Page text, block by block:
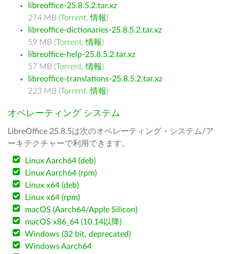
libreoffice-25.8.5.2.tar.xz
274 MB (Torrent,情報)
libreoffice-dictionaries-25.8.5.2.tar.xz
59 MB (Torrent,情報)
libreoffice-help-25.8.5.2.tar.xz
57 MB (Torrent,情報)
libreoffice-translations-25.8.5.2.tar.xz
223 MB (Torrent,情報)
オペレーティング システム
LibreOffice 25.8.5は次のオペレーティング・システム/ア
ーキテクチャーで利用できます。
Linux Aarch64 (deb)
Linux Aarch64 (rpm)
Linux x64 (deb)
Linux x64 (rpm)
macOS (Aarch64/Apple Silicon)
macOS x86_64 (10.14以降)
Windows (32 bit, deprecated)
Windows Aarch64